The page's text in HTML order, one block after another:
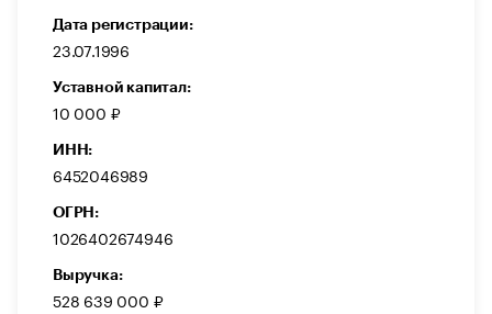
Дата регистрации:
23.07.1996
Уставной капитал:
10 000 ₽
ИНН:
6452046989
ОГРН:
1026402674946
Выручка:
528 639 000 ₽